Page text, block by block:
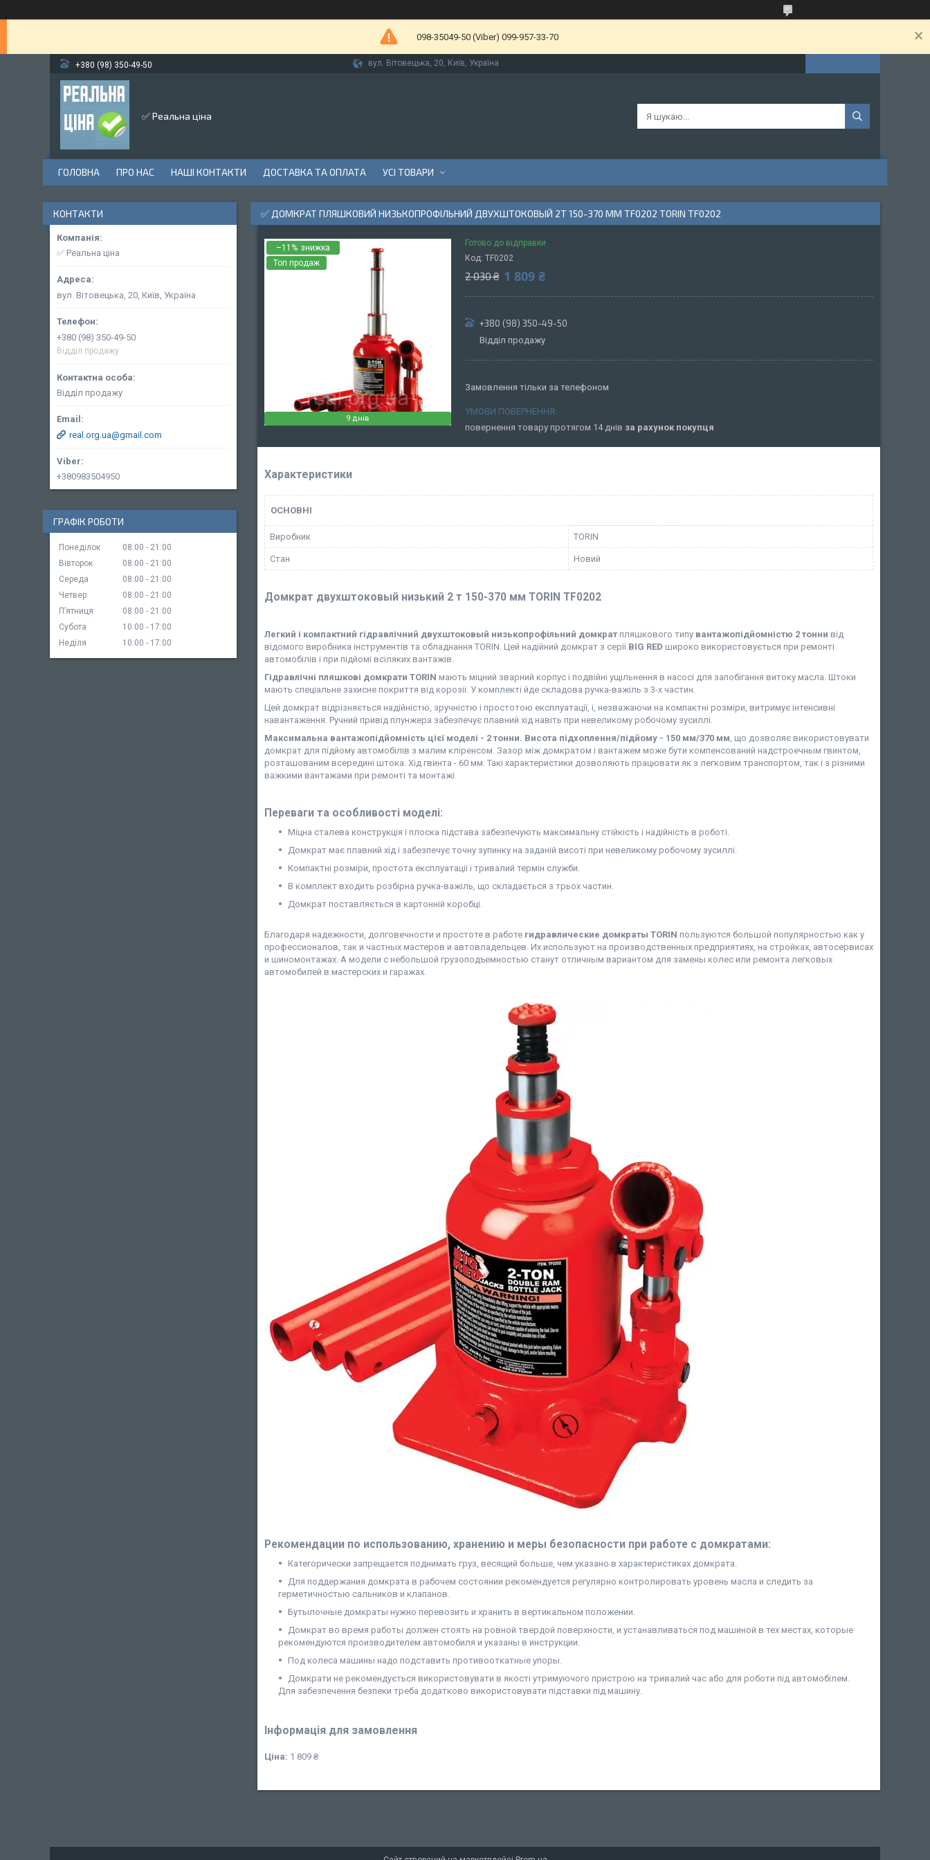
098-35049-50 (Viber) 099-957-33-70
+380 (98) 350-49-50 вул. Вітовецька, 20, Київ, Україна
✅ Реальна ціна
ГОЛОВНА ПРО НАС НАШІ КОНТАКТИ ДОСТАВКА ТА ОПЛАТА УСІ ТОВАРИ
✅ ДОМКРАТ ПЛЯШКОВИЙ НИЗЬКОПРОФІЛЬНИЙ ДВУХШТОКОВЫЙ 2Т 150-370 ММ TF0202 TORIN TF0202
–11%
9 днів
Топ продаж
Готово до відправки
Код: TF0202
2 030 ₴ 1 809 ₴
+380 (98) 350-49-50
Відділ продажу
Замовлення тільки за телефоном
повернення товару протягом 14 днів за рахунок покупця
Характеристики
ОСНОВНІ
Виробник TORIN
Стан Новий
Домкрат двухштоковый низький 2 т 150-370 мм TORIN TF0202
Легкий і компактний гідравлічний двухштоковый низькопрофільний домкрат пляшкового типу вантажопідйомністю 2 тонни від
відомого виробника інструментів та обладнання TORIN. Цей надійний домкрат з серії BIG RED широко використовується при ремонті
автомобілів і при підйомі всіляких вантажів.
Гідравлічні пляшкові домкрати TORIN мають міцний зварний корпус і подвійні ущільнення в насосі для запобігання витоку масла. Штоки
мають спеціальне захисне покриття від корозії. У комплекті йде складова ручка-важіль з 3-х частин.
Цей домкрат відрізняється надійністю, зручністю і простотою експлуатації, і, незважаючи на компактні розміри, витримує інтенсивні
навантаження. Ручний привід плунжера забезпечує плавний хід навіть при невеликому робочому зусиллі.
Максимальна вантажопідйомність цієї моделі - 2 тонни. Висота підхоплення/підйому - 150 мм/370 мм , що дозволяє використовувати
домкрат для підйому автомобілів з малим кліренсом. Зазор між домкратом і вантажем може бути компенсований надстроечным гвинтом,
розташованим всередині штока. Хід гвинта - 60 мм. Такі характеристики дозволяють працювати як з легковим транспортом, так і з різними
важкими вантажами при ремонті та монтажі.
Переваги та особливості моделі:
Міцна сталева конструкція і плоска підстава забезпечують максимальну стійкість і надійність в роботі.
Домкрат має плавний хід і забезпечує точну зупинку на заданій висоті при невеликому робочому зусиллі.
Компактні розміри, простота експлуатації і тривалий термін служби.
В комплект входить розбірна ручка-важіль, що складається з трьох частин.
Домкрат поставляється в картонній коробці.
Благодаря надежности, долговечности и простоте в работе гидравлические домкраты TORIN пользуются большой популярностью как у
профессионалов, так и частных мастеров и автовладельцев. Их используют на производственных предприятиях, на стройках, автосервисах
и шиномонтажах. А модели с небольшой грузоподъемностью станут отличным вариантом для замены колес или ремонта легковых
автомобилей в мастерских и гаражах.
Рекомендации по использованию, хранению и меры безопасности при работе с домкратами:
Категорически запрещается поднимать груз, весящий больше, чем указано в характеристиках домкрата.
Для поддержания домкрата в рабочем состоянии рекомендуется регулярно контролировать уровень масла и следить за
герметичностью сальников и клапанов.
Бутылочные домкраты нужно перевозить и хранить в вертикальном положении.
Домкрат во время работы должен стоять на ровной твердой поверхности, и устанавливаться под машиной в тех местах, которые
рекомендуются производителем автомобиля и указаны в инструкции.
Под колеса машины надо подставить противооткатные упоры.
Домкрати не рекомендується використовувати в якості утримуючого пристрою на тривалий час або для роботи під автомобілем.
Для забезпечення безпеки треба додатково використовувати підставки під машину.
Інформація для замовлення
Ціна: 1 809 ₴
КОНТАКТИ
✅ Реальна ціна
вул. Вітовецька, 20, Київ, Україна
+380 (98) 350-49-50
Відділ продажу
Відділ продажу
real.org.ua@gmail.com
+380983504950
ГРАФІК РОБОТИ
Понеділок 08:00
21:00
Вівторок
08:00
21:00
Середа
08:00
21:00
Четвер
08:00
21:00
Пʼятниця
08:00
21:00
Субота
10:00
17:00
Неділя
10:00 17:00